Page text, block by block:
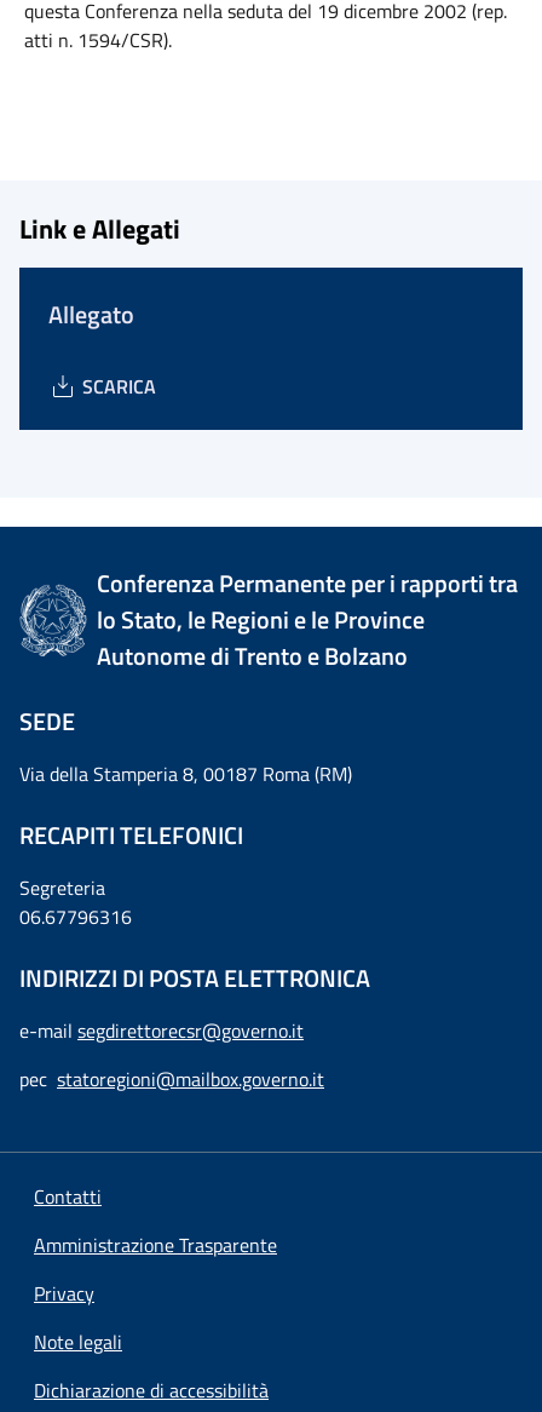
questa Conferenza nella seduta del 19 dicembre 2002 (rep.
atti n. 1594/CSR).
Link e Allegati
Allegato
SCARICA
Conferenza Permanente per i rapporti tra
lo Stato, le Regioni e le Province
Autonome di Trento e Bolzano
SEDE
Via della Stamperia 8, 00187 Roma (RM)
RECAPITI TELEFONICI
Segreteria
06.67796316
INDIRIZZI DI POSTA ELETTRONICA
e-mail segdirettorecsr@governo.it
pec statoregioni@mailbox.governo.it
Contatti
Amministrazione Trasparente
Privacy
Note legali
Dichiarazione di accessibilità